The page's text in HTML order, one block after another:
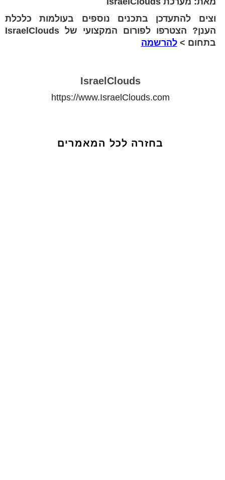
וצים להתעדכן בתכנים נוספים בעולמות כלכלת
הענן? הצטרפו לפורום המקצועי של IsraelClouds
בתחום >להרשמה
IsraelClouds
https://www.IsraelClouds.com
בחזרה לכל המאמרים